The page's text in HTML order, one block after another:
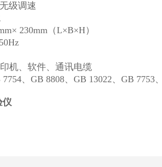
级调速
230mm（L×B×H）
机、软件、通讯电缆
、GB 8808、GB 13022、GB
仪